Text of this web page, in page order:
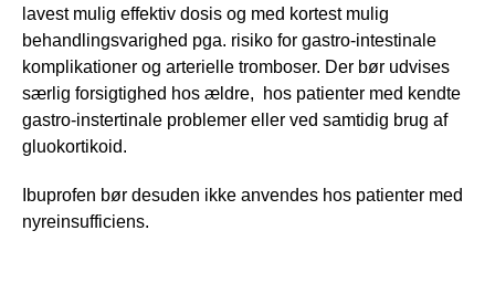
lavest mulig effektiv dosis og med kortest mulig
behandlingsvarighed pga. risiko for gastro-intestinale
komplikationer og arterielle tromboser. Der bør udvises
særlig forsigtighed hos ældre, hos patienter med kendte
gastro-instertinale problemer eller ved samtidig brug af
gluokortikoid.
Ibuprofen bør desuden ikke anvendes hos patienter med
nyreinsufficiens.